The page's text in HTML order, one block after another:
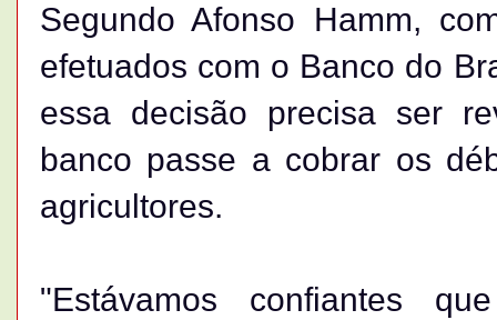
Segundo Afonso Hamm,
efetuados com o Banco do
essa decisão precisa ser
banco passe a cobrar os
agricultores.
"Estávamos confiantes